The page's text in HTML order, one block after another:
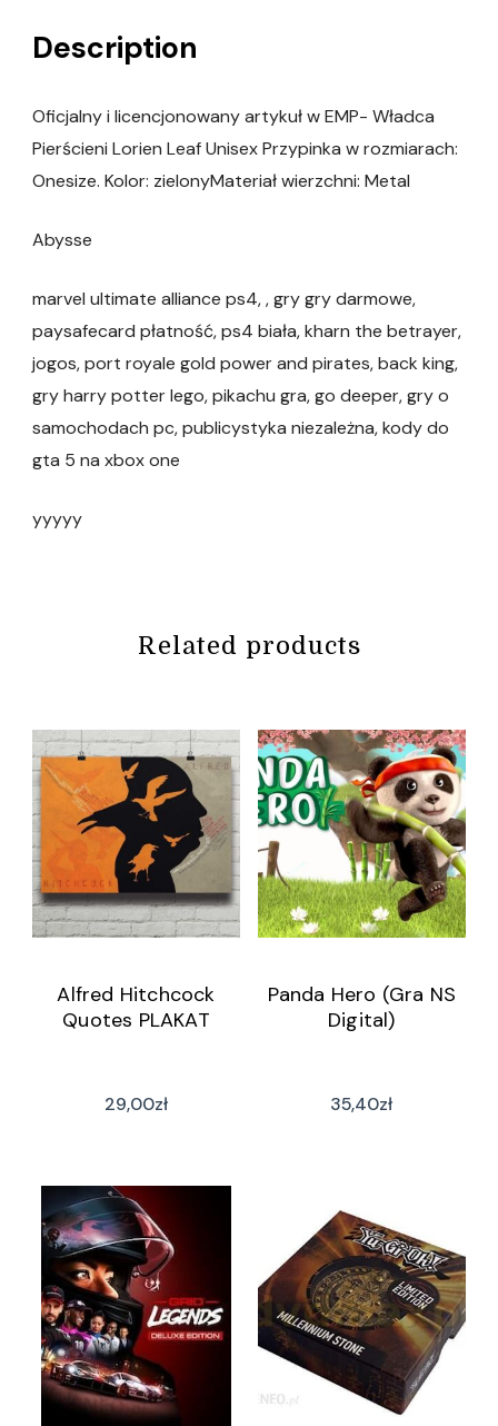
Description
Oficjalny i licencjonowany artykuł w EMP- Władca
Pierścieni Lorien Leaf Unisex Przypinka w rozmiarach:
Onesize. Kolor: zielonyMateriał wierzchni: Metal
Abysse
marvel ultimate alliance ps4, , gry gry darmowe,
paysafecard płatność, ps4 biała, kharn the betrayer,
jogos, port royale gold power and pirates, back king,
gry harry potter lego, pikachu gra, go deeper, gry o
samochodach pc, publicystyka niezależna, kody do
gta 5 na xbox one
yyyyy
Related products
Alfred Hitchcock
Quotes PLAKAT
29,00zł
Panda Hero (Gra NS
Digital)
35,40zł